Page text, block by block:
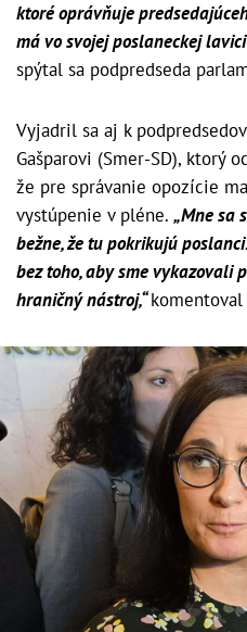
ktoré oprávňuje
má vo svojej poslaneckej
spýtal sa podpredseda
Vyjadril sa aj k
Gašparovi (Smer-SD), ktorý
že pre správanie opozície
vystúpenie v pléne. „Mne sa
bežne, že tu pokrikujú
bez toho, aby sme vykazovali
hraničný nástroj,“